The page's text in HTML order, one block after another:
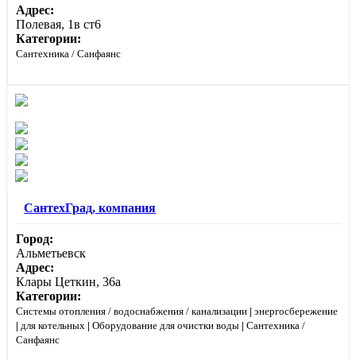
Адрес:
Полевая, 1в ст6
Категории:
Сантехника / Санфаянс
СантехГрад, компания
Город:
Альметьевск
Адрес:
Клары Цеткин, 36а
Категории:
Системы отопления / водоснабжения / канализации | энергосбережение
| для котельных | Оборудование для очистки воды | Сантехника /
Санфаянс